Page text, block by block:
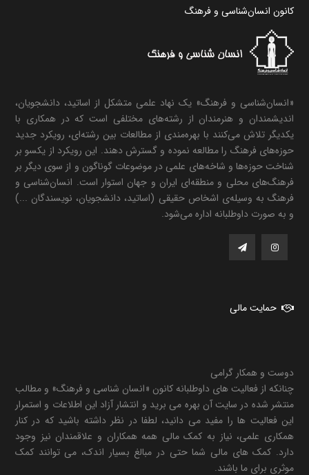
کانون انسان‌شناسی و فرهنگ
«انسان‌شناسی و فرهنگ» یک نهاد علمی متشکل از اساتید، دانشجویان،
اندیشمندان و هنرمندان از رشته‌های مختلفی است که در همکاری با
یکدیگر تلاش می‌کنند با بهره‌مندی از مطالعات بین رشته‌ای، رویکرد جدید
حوزه‌های فرهنگ را مطالعه نموده و گسترش دهند. این رویکرد از یکسو بر
شناخت حوزه‌ها و شاخه‌های علمی در موضوعات گوناگون و از سوی دیگر بر
فرهنگ‌های محلی و منطقه‌ای ایران و جهان استوار است. انسان‌شناسی و
فرهنگ به وسیله‌ی اشخاص حقیقی (اساتید، دانشجویان، نویسندگان ...)
و به صورت داوطلبانه اداره می‌شود.
حمایت مالی
دوست و همکار گرامی
چنانکه از فعالیت های داوطلبانه کانون «انسان شناسی و فرهنگ» و مطالب
منتشر شده در سایت آن بهره می برید و انتشار آزاد این اطلاعات و استمرار
این فعالیت ها را مفید می دانید، لطفا در نظر داشته باشید که در کنار
همکاری علمی، نیاز به کمک مالی همه همکاران و علاقمندان نیز وجود
دارد. کمک های مالی شما حتی در مبالغ بسیار اندک، می توانند کمک
موثری برای ما باشند.